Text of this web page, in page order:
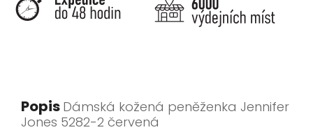
Popis Dámská kožená peněženka Jennifer
Jones 5282-2 červená